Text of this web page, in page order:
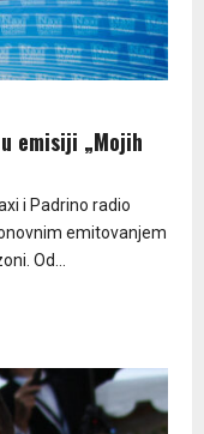
emisiji „Mojih
i Padrino radio
emitovanjem
Od...